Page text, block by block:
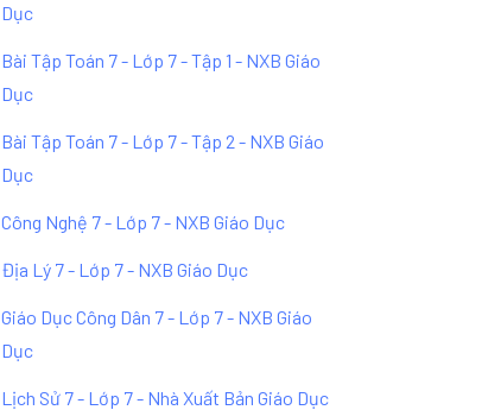
Dục
Bài Tập Toán 7 - Lớp 7 - Tập 1 - NXB Giáo
Dục
Bài Tập Toán 7 - Lớp 7 - Tập 2 - NXB Giáo
Dục
Công Nghệ 7 - Lớp 7 - NXB Giáo Dục
Địa Lý 7 - Lớp 7 - NXB Giáo Dục
Giáo Dục Công Dân 7 - Lớp 7 - NXB Giáo
Dục
Lịch Sử 7 - Lớp 7 - Nhà Xuất Bản Giáo Dục